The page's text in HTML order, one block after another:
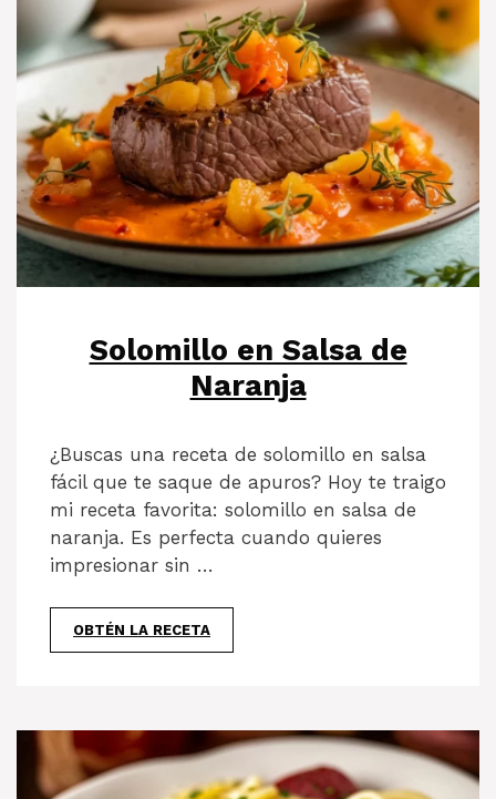
Solomillo en Salsa de
Naranja
¿Buscas una receta de solomillo en salsa
fácil que te saque de apuros? Hoy te traigo
mi receta favorita: solomillo en salsa de
naranja. Es perfecta cuando quieres
impresionar sin …
OBTÉN LA RECETA